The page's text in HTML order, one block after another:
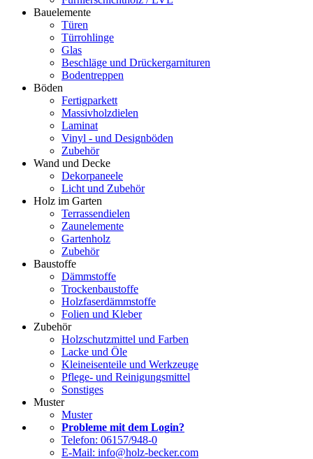
Bauelemente
Türen
Türrohlinge
Glas
Beschläge und Drückergarnituren
Bodentreppen
Böden
Fertigparkett
Massivholzdielen
Laminat
Vinyl - und Designböden
Zubehör
Wand und Decke
Dekorpaneele
Licht und Zubehör
Holz im Garten
Terrassendielen
Zaunelemente
Gartenholz
Zubehör
Baustoffe
Dämmstoffe
Trockenbaustoffe
Holzfaserdämmstoffe
Folien und Kleber
Zubehör
Holzschutzmittel und Farben
Lacke und Öle
Kleineisenteile und Werkzeuge
Pflege- und Reinigungsmittel
Sonstiges
Muster
Muster
Probleme mit dem Login?
Telefon: 06157/948-0
E-Mail: info@holz-becker.com